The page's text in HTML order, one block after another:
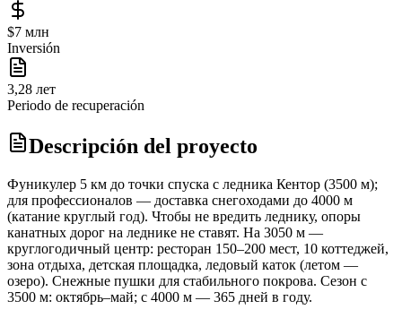
$7 млн
Inversión
3,28 лет
Periodo de recuperación
Descripción del proyecto
Фуникулер 5 км до точки спуска с ледника Кентор (3500 м);
для профессионалов — доставка снегоходами до 4000 м
(катание круглый год). Чтобы не вредить леднику, опоры
канатных дорог на леднике не ставят. На 3050 м —
круглогодичный центр: ресторан 150–200 мест, 10 коттеджей,
зона отдыха, детская площадка, ледовый каток (летом —
озеро). Снежные пушки для стабильного покрова. Сезон с
3500 м: октябрь–май; с 4000 м — 365 дней в году.